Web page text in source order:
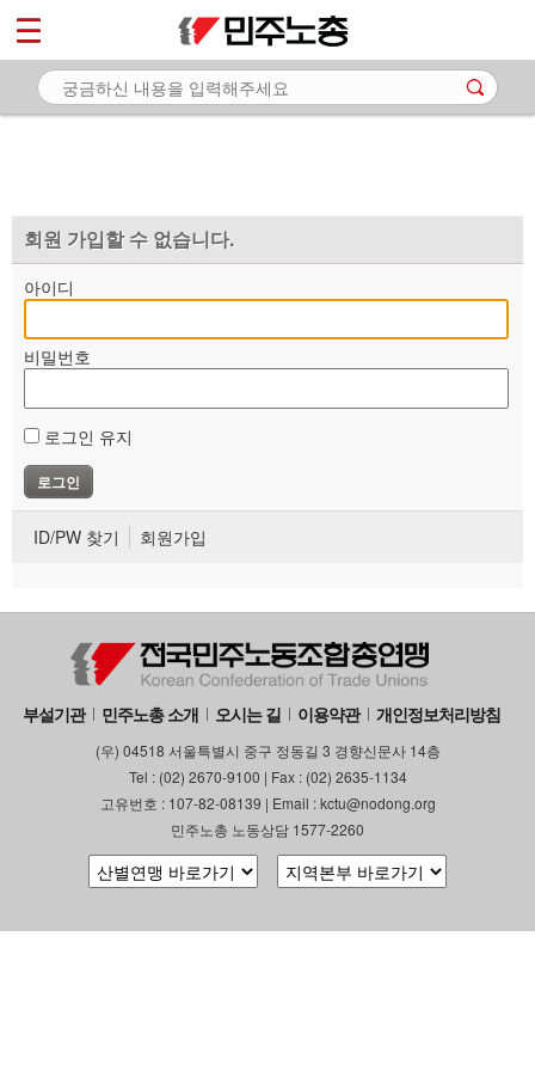
회원 가입할 수 없습니다.
아이디
비밀번호
로그인 유지
ID/PW 찾기 회원가입
부설기관 민주노총 소개 오시는 길 이용약관 개인정보처리방침
(우) 04518 서울특별시 중구 정동길 3 경향신문사 14층
Tel : (02) 2670-9100 | Fax : (02) 2635-1134
고유번호 : 107-82-08139 | Email : kctu@nodong.org
민주노총 노동상담 1577-2260
마이페이지
소개
자료
부설기관